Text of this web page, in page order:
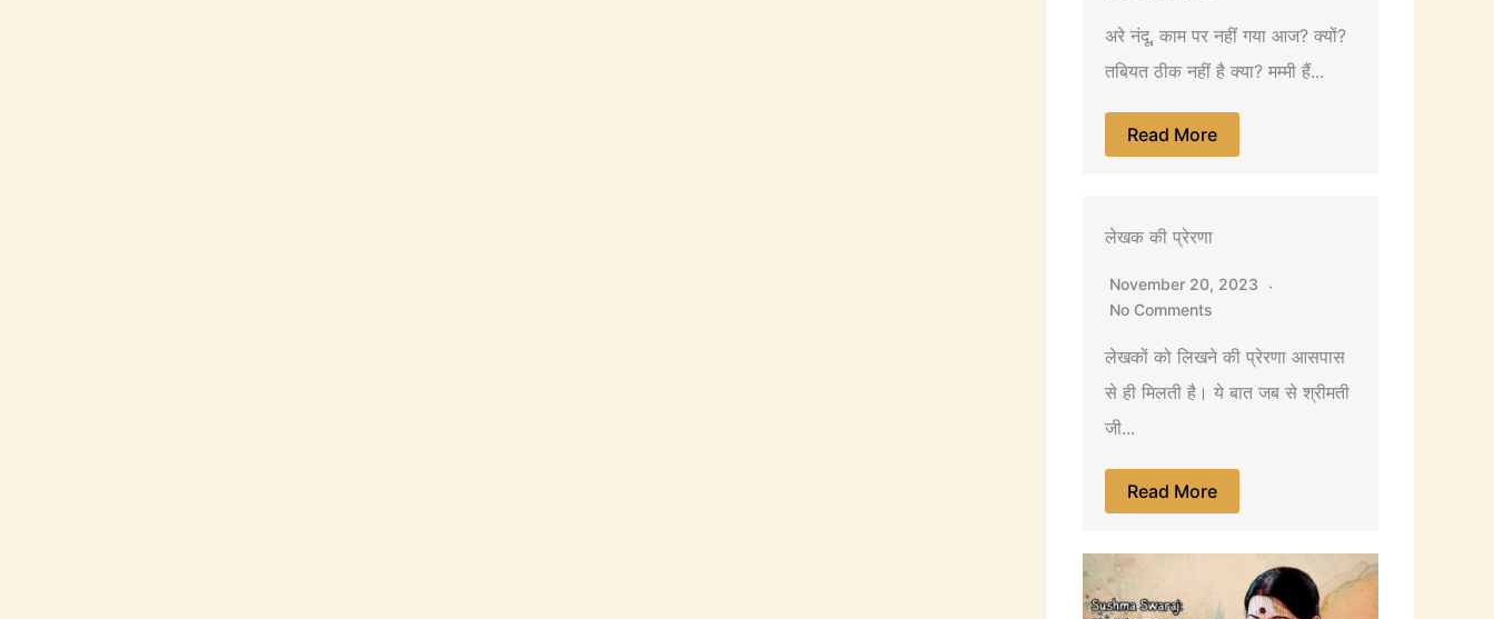
अरे नंदू, काम पर नहीं गया आज? क्यों?
तबियत ठीक नहीं है क्या? मम्मी हैं...
Read More
लेखक की प्रेरणा
November 20, 2023
No Comments
लेखकों को लिखने की प्रेरणा आसपास
से ही मिलती है। ये बात जब से श्रीमती
जी...
Read More